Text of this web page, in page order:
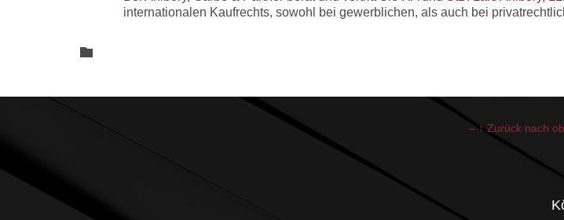
internationalen Kaufrechts, sowohl bei gewerblichen, als auch bei
Category
– ↑ Zurück nach